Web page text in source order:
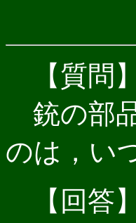
【質問】
銃の部
のは，い
【回答】